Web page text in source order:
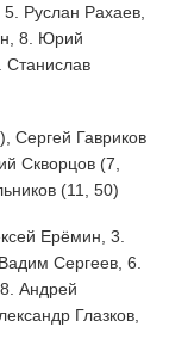
Руслан Рахаев,
8. Юрий
Станислав
Сергей Гавриков
Скворцов (7,
(11, 50)
Ерёмин, 3.
Сергеев, 6.
Андрей
Глазков,